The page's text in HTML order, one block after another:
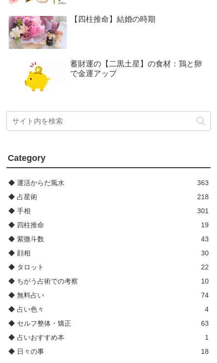
【四柱推命】結婚の時期
蓄財運の【二黒土星】の食材：鶏と卵
で金運アップ
Category
◆ 運活からだ風水
363
◆ 占星術
218
◆ 手相
301
◆ 四柱推命
19
◆ 紫微斗数
43
◆ 顔相
30
◆ タロット
22
◆ ちがう占術での考察
10
◆ 無料占い
74
◆ 占い色々
4
◆ セルフ整体・矯正
63
◆ 占いおすすめ本
1
◆ 日々の事
18